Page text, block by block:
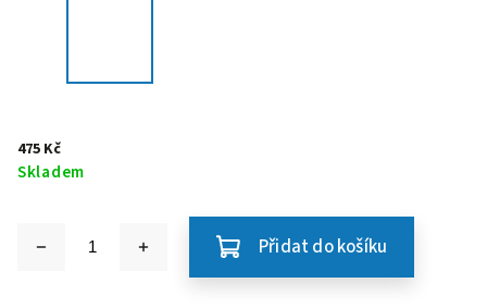
475 Kč
Skladem
Přidat do košíku